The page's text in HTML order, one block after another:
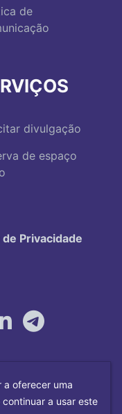
de
divulgação
de espaço
Privacidade
a oferecer uma
a usar este